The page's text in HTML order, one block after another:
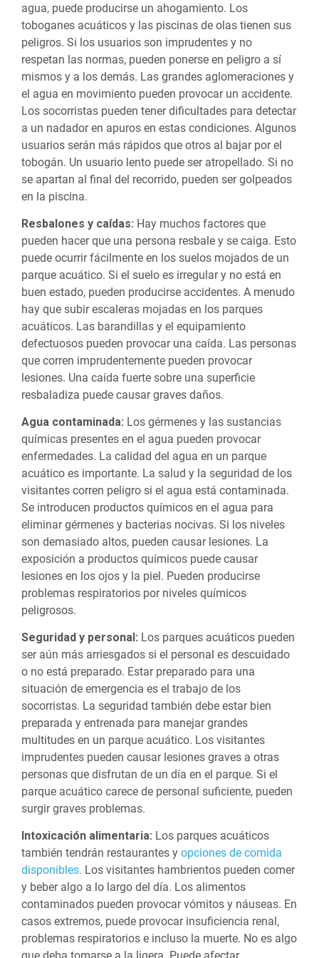
agua, puede producirse un ahogamiento. Los
toboganes acuáticos y las piscinas de olas tienen sus
peligros. Si los usuarios son imprudentes y no
respetan las normas, pueden ponerse en peligro a sí
mismos y a los demás. Las grandes aglomeraciones y
el agua en movimiento pueden provocar un accidente.
Los socorristas pueden tener dificultades para detectar
a un nadador en apuros en estas condiciones. Algunos
usuarios serán más rápidos que otros al bajar por el
tobogán. Un usuario lento puede ser atropellado. Si no
se apartan al final del recorrido, pueden ser golpeados
en la piscina.
Resbalones y caídas: Hay muchos factores que
pueden hacer que una persona resbale y se caiga. Esto
puede ocurrir fácilmente en los suelos mojados de un
parque acuático. Si el suelo es irregular y no está en
buen estado, pueden producirse accidentes. A menudo
hay que subir escaleras mojadas en los parques
acuáticos. Las barandillas y el equipamiento
defectuosos pueden provocar una caída. Las personas
que corren imprudentemente pueden provocar
lesiones. Una caída fuerte sobre una superficie
resbaladiza puede causar graves daños.
Agua contaminada: Los gérmenes y las sustancias
químicas presentes en el agua pueden provocar
enfermedades. La calidad del agua en un parque
acuático es importante. La salud y la seguridad de los
visitantes corren peligro si el agua está contaminada.
Se introducen productos químicos en el agua para
eliminar gérmenes y bacterias nocivas. Si los niveles
son demasiado altos, pueden causar lesiones. La
exposición a productos químicos puede causar
lesiones en los ojos y la piel. Pueden producirse
problemas respiratorios por niveles químicos
peligrosos.
Seguridad y personal: Los parques acuáticos pueden
ser aún más arriesgados si el personal es descuidado
o no está preparado. Estar preparado para una
situación de emergencia es el trabajo de los
socorristas. La seguridad también debe estar bien
preparada y entrenada para manejar grandes
multitudes en un parque acuático. Los visitantes
imprudentes pueden causar lesiones graves a otras
personas que disfrutan de un día en el parque. Si el
parque acuático carece de personal suficiente, pueden
surgir graves problemas.
Intoxicación alimentaria: Los parques acuáticos
también tendrán restaurantes y opciones de comida
disponibles. Los visitantes hambrientos pueden comer
y beber algo a lo largo del día. Los alimentos
contaminados pueden provocar vómitos y náuseas. En
casos extremos, puede provocar insuficiencia renal,
problemas respiratorios e incluso la muerte. No es algo